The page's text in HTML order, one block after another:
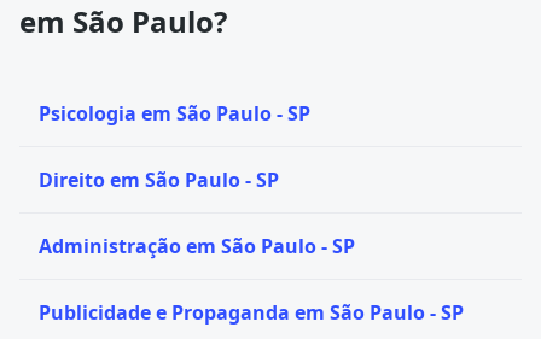
em São Paulo?
Psicologia em São Paulo - SP
Direito em São Paulo - SP
Administração em São Paulo - SP
Publicidade e Propaganda em São Paulo - SP